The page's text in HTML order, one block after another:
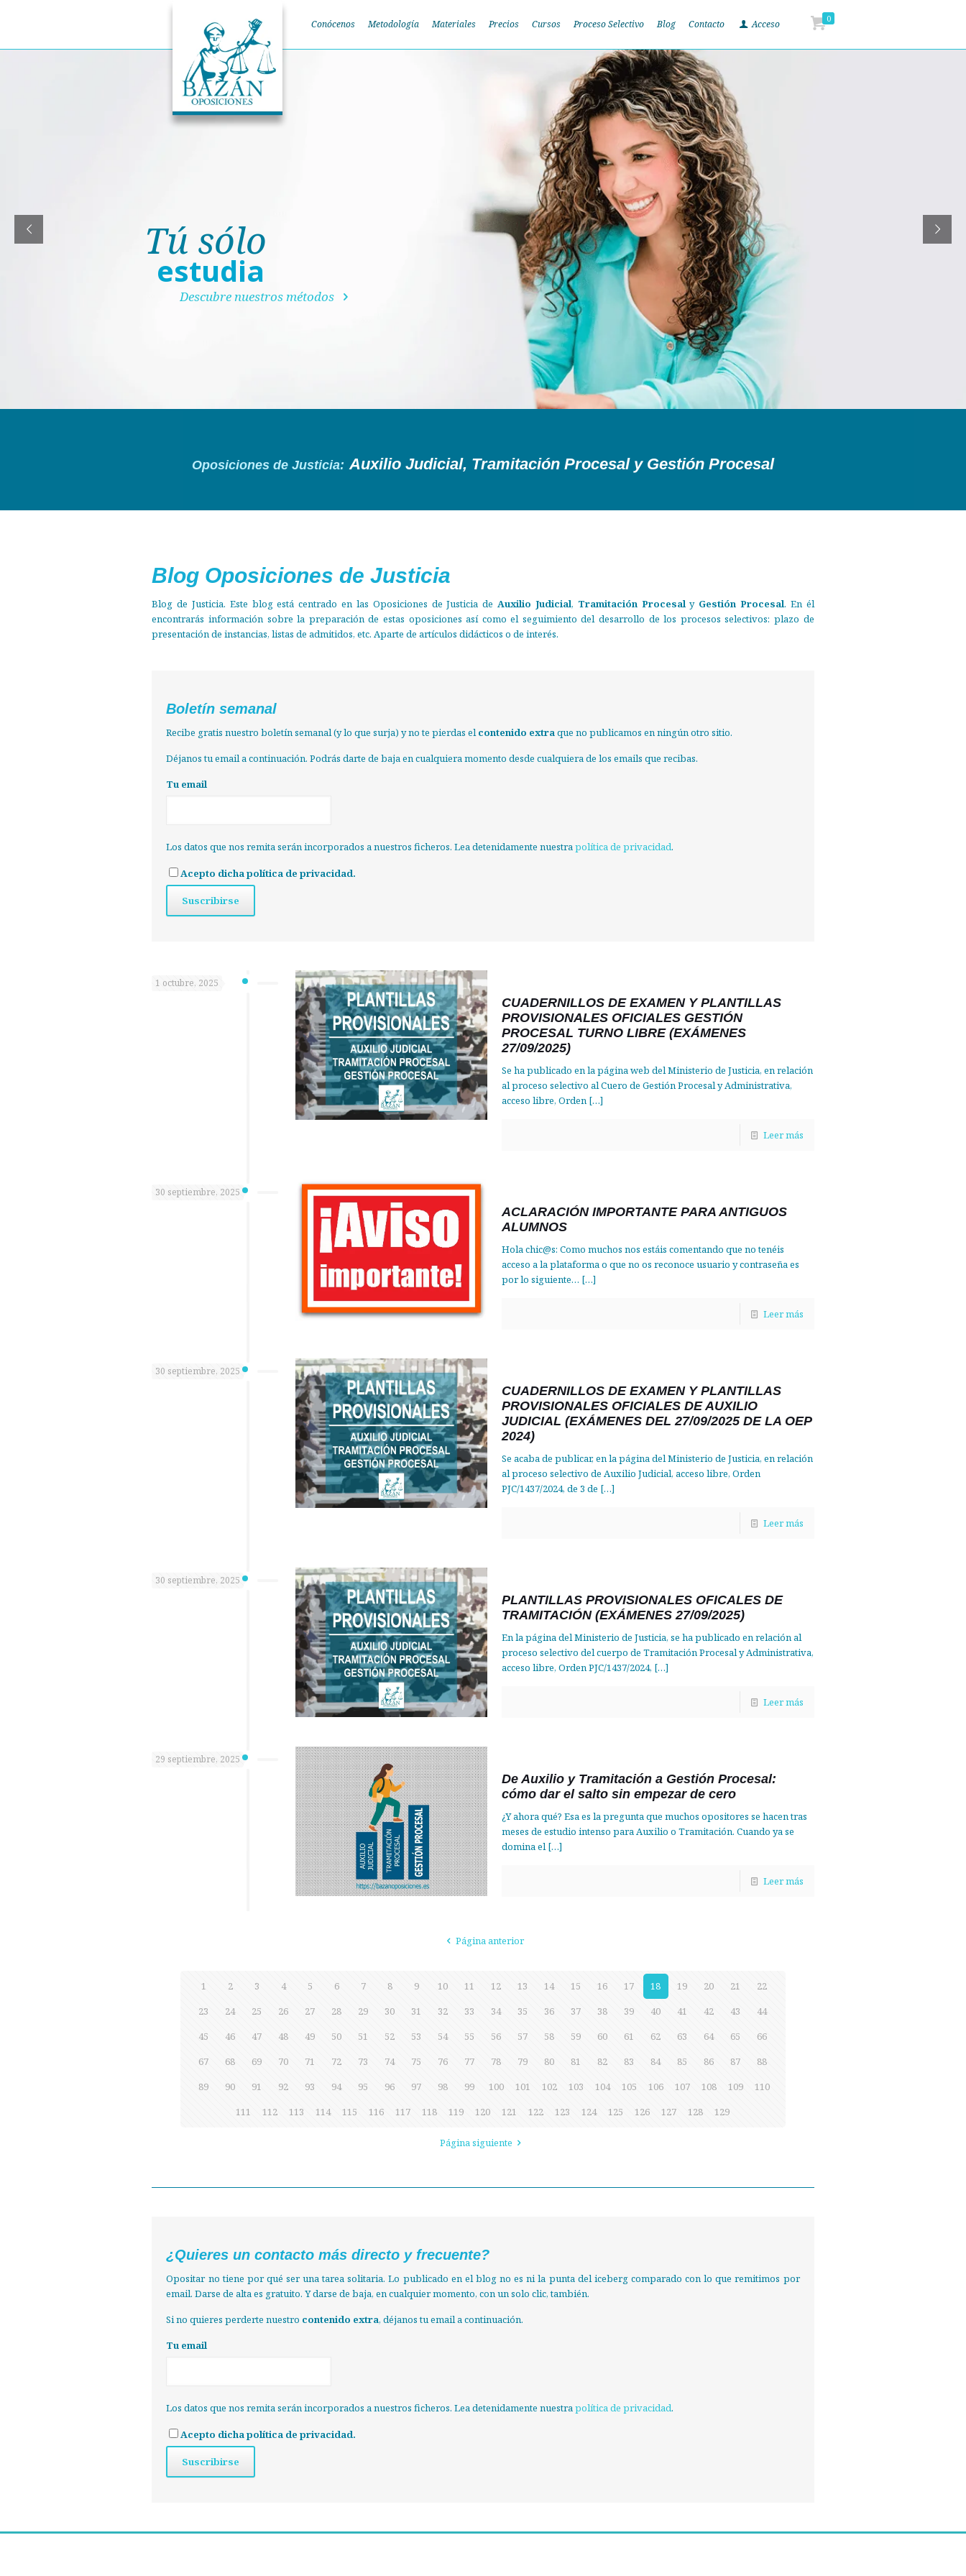
Conócenos Metodología Materiales Precios Cursos Proceso Selectivo Blog Contacto Acceso 0
Estudia
Tú sólo
estudia
Descubre nuestros métodos
Oposiciones de Justicia: Auxilio Judicial, Tramitación Procesal y Gestión Procesal
Blog Oposiciones de Justicia
Blog de Justicia. Este blog está centrado en las Oposiciones de Justicia deAuxilio Judicial, Tramitación Procesaly Gestión Procesal. En él
encontrarás información sobre la preparación de estas oposiciones así como el seguimiento del desarrollo de los procesos selectivos: plazo de
presentación de instancias, listas de admitidos, etc. Aparte de artículos didácticos o de interés.
Boletín semanal
Recibe gratis nuestro boletín semanal (y lo que surja) y no te pierdas elcontenido extraque no publicamos en ningún otro sitio.
Déjanos tu email a continuación. Podrás darte de baja en cualquiera momento desde cualquiera de los emails que recibas.
Tu email
Los datos que nos remita serán incorporados a nuestros ficheros. Lea detenidamente nuestrapolítica de privacidad.
Acepto dicha política de privacidad.
1 octubre, 2025
CUADERNILLOS DE EXAMEN Y PLANTILLAS
PROVISIONALES OFICIALES GESTIÓN
PROCESAL TURNO LIBRE (EXÁMENES
27/09/2025)
Se ha publicado en la página web del Ministerio de Justicia, en relación
al proceso selectivo al Cuero de Gestión Procesal y Administrativa,
acceso libre, Orden […]
Leer más
30 septiembre, 2025
ACLARACIÓN IMPORTANTE PARA ANTIGUOS
ALUMNOS
Hola chic@s: Como muchos nos estáis comentando que no tenéis
acceso a la plataforma o que no os reconoce usuario y contraseña es
por lo siguiente… […]
Leer más
30 septiembre, 2025
CUADERNILLOS DE EXAMEN Y PLANTILLAS
PROVISIONALES OFICIALES DE AUXILIO
JUDICIAL (EXÁMENES DEL 27/09/2025 DE LA OEP
2024)
Se acaba de publicar, en la página del Ministerio de Justicia, en relación
al proceso selectivo de Auxilio Judicial, acceso libre, Orden
PJC/1437/2024, de 3 de […]
Leer más
30 septiembre, 2025
PLANTILLAS PROVISIONALES OFICALES DE
TRAMITACIÓN (EXÁMENES 27/09/2025)
En la página del Ministerio de Justicia, se ha publicado en relación al
proceso selectivo del cuerpo de Tramitación Procesal y Administrativa,
acceso libre, Orden PJC/1437/2024, […]
Leer más
29 septiembre, 2025
De Auxilio y Tramitación a Gestión Procesal:
cómo dar el salto sin empezar de cero
¿Y ahora qué? Esa es la pregunta que muchos opositores se hacen tras
meses de estudio intenso para Auxilio o Tramitación. Cuando ya se
domina el[…]
Leer más
Página anterior
1 2 3 4 5 6 7 8 9 10 11 12 13 14 15 16 17 18 19 20 21
22
23
24 25 26 27 28 29 30 31 32 33 34 35 36 37 38 39 40 41 42 43
44
45
46 47 48 49 50 51 52 53 54 55 56 57 58 59 60 61 62 63 64 65
66
67
68 69 70 71 72 73 74 75 76 77 78 79 80 81 82 83 84 85 86 87
88
89
90 91 92 93 94 95 96 97 98 99 100 101 102 103 104 105 106 107 108 109
110
111
112 113 114 115 116 117 118 119 120 121 122 123 124 125 126 127 128 129
Página siguiente
¿Quieres un contacto más directo y frecuente?
Opositar no tiene por qué ser una tarea solitaria. Lo publicado en el blog no es ni la punta del iceberg comparado con lo que remitimos por
email. Darse de alta es gratuito. Y darse de baja, en cualquier momento, con un solo clic, también.
Si no quieres perderte nuestro contenido extra, déjanos tu email a continuación.
Tu email
Los datos que nos remita serán incorporados a nuestros ficheros. Lea detenidamente nuestrapolítica de privacidad.
Acepto dicha política de privacidad.